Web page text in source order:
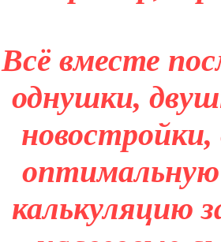
Всё вместе
однушки,
оптимальную
калькуляцию